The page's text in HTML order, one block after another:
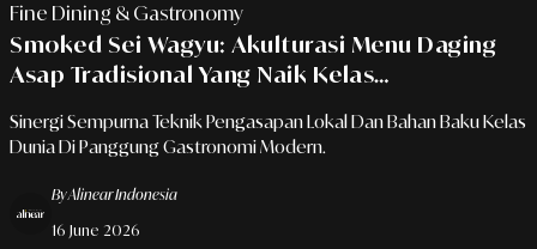
Fine Dining & Gastronomy
Smoked Sei Wagyu: Akulturasi Menu Daging
Asap Tradisional Yang Naik Kelas
Sinergi Sempurna Teknik Pengasapan Lokal Dan Bahan Baku Kelas
Dunia Di Panggung Gastronomi Modern.
By Alinear Indonesia
16 June 2026